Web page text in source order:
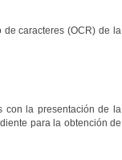
caracteres (OCR) de la
con la presentación de la
para la obtención de